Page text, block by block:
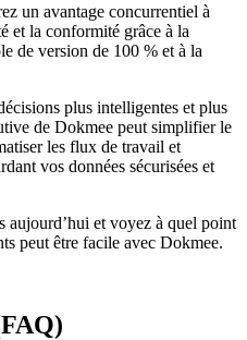
un avantage concurrentiel à
et la conformité grâce à la
de version de 100 % et à la
plus intelligentes et plus
de Dokmee peut simplifier le
les flux de travail et
vos données sécurisées et
aujourd’hui et voyez à quel point
peut être facile avec Dokmee.